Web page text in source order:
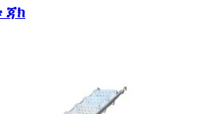
ጃክ